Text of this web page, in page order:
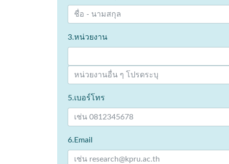
3.หน่วยงาน
5.เบอร์โทร
6.Email